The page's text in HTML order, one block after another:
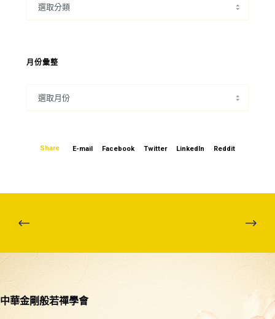
月份彙整
Share E-mail Facebook Twitter LinkedIn Reddit
中華金剛般若禪學會